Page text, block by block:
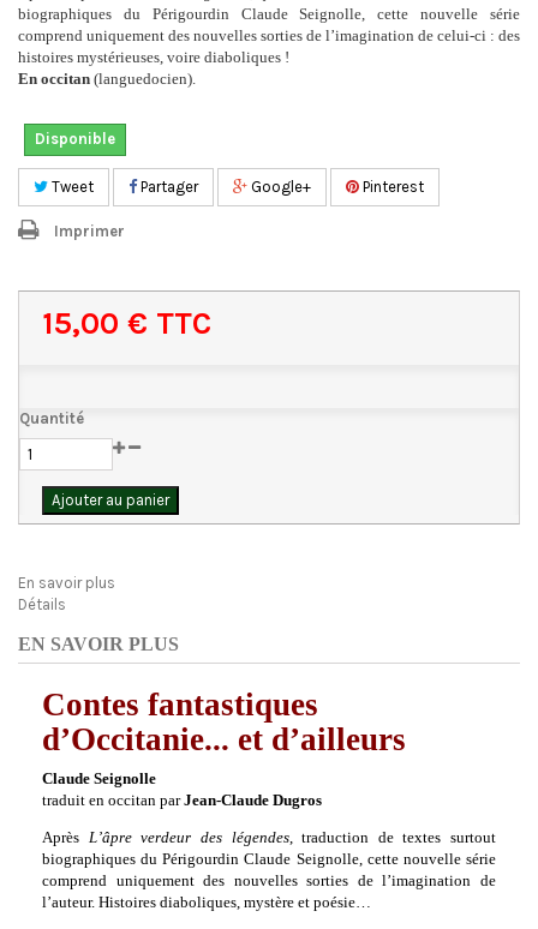
biographiques du Périgourdin Claude Seignolle, cette nouvelle série
comprend uniquement des nouvelles sorties de l’imagination de celui-ci : des
histoires mystérieuses, voire diaboliques !
En occitan (languedocien).
Disponible
Tweet Partager Google+ Pinterest
Imprimer
15,00 € TTC
Quantité
Ajouter au panier
En savoir plus
Détails
EN SAVOIR PLUS
Contes fantastiques
d’Occitanie... et d’ailleurs
Claude Seignolle
traduit en occitan parJean-Claude Dugros
Après L’âpre verdeur des légendes, traduction de textes surtout
biographiques du Périgourdin Claude Seignolle, cette nouvelle série
comprend uniquement des nouvelles sorties de l’imagination de
l’auteur. Histoires diaboliques, mystère et poésie…